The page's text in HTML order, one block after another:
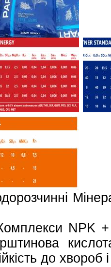
NPK +
до хвороб